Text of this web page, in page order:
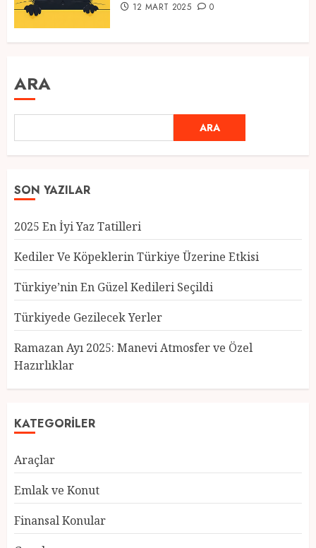
12 MART 2025 0
ARA
ARA
SON YAZILAR
2025 En İyi Yaz Tatilleri
Kediler Ve Köpeklerin Türkiye Üzerine Etkisi
Türkiye’nin En Güzel Kedileri Seçildi
Türkiyede Gezilecek Yerler
Ramazan Ayı 2025: Manevi Atmosfer ve Özel
Hazırlıklar
KATEGORILER
Araçlar
Emlak ve Konut
Finansal Konular
Türkiye’nin En Güzel Kedileri
Seçildi
12 MART 2025
4